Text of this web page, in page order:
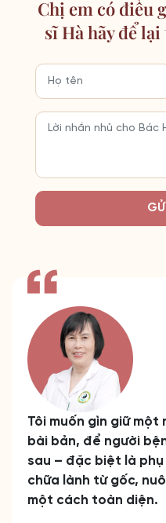
Chị em có điều
sĩ Hà hãy để
Tôi muốn gìn giữ một
bài bản, để người
sau – đặc biệt là
chữa lành từ gốc,
một cách toàn diện.